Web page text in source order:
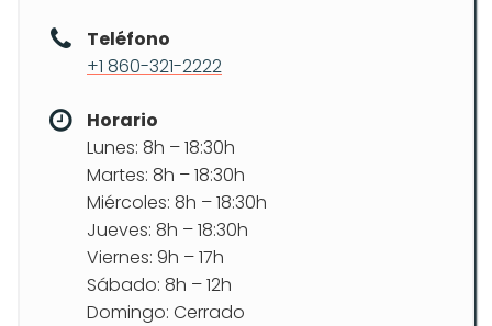
Teléfono
+1 860-321-2222
Horario
Lunes: 8h – 18:30h
Martes: 8h – 18:30h
Miércoles: 8h – 18:30h
Jueves: 8h – 18:30h
Viernes: 9h – 17h
Sábado: 8h – 12h
Domingo: Cerrado